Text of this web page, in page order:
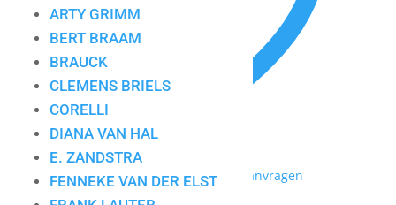
ARTY GRIMM
BERT BRAAM
BRAUCK
CLEMENS BRIELS
CORELLI
DIANA VAN HAL
E. ZANDSTRA
FENNEKE VAN DER ELST
Toevoegen aan mijn lijst / Offerte aanvragen